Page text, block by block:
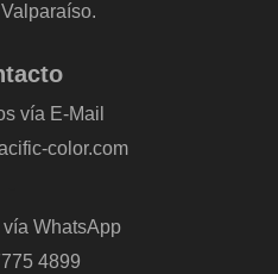
vía E-Mail
color.com
WhatsApp
4899